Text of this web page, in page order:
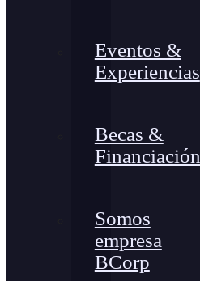
Eventos &
Experiencias
Becas &
Financiación
Somos
empresa
BCorp